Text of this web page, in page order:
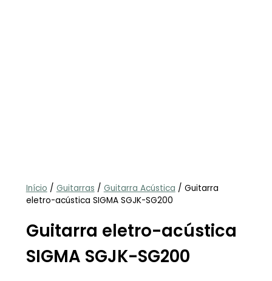
Início / Guitarras / Guitarra Acústica / Guitarra
eletro-acústica SIGMA SGJK-SG200
Guitarra eletro-acústica
SIGMA SGJK-SG200